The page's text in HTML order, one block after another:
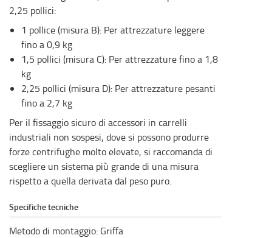
2,25 pollici:
1 pollice (misura B): Per attrezzature leggere
fino a 0,9 kg
1,5 pollici (misura C): Per attrezzature fino a 1,8
kg
2,25 pollici (misura D): Per attrezzature pesanti
fino a 2,7 kg
Per il fissaggio sicuro di accessori in carrelli
industriali non sospesi, dove si possono produrre
forze centrifughe molto elevate, si raccomanda di
scegliere un sistema più grande di una misura
rispetto a quella derivata dal peso puro.
Specifiche tecniche
Metodo di montaggio: Griffa